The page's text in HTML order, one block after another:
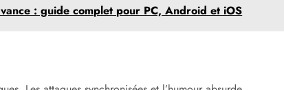
: guide complet pour PC, Android et iOS